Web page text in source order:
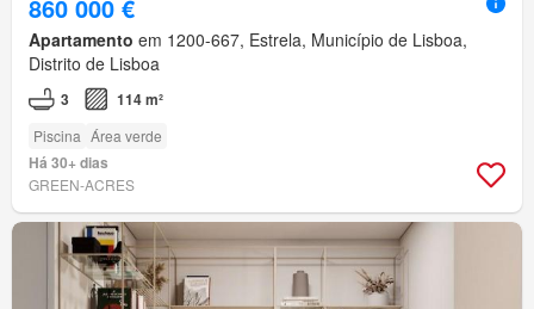
860 000 €
Apartamento em 1200-667, Estrela, Município de Lisboa,
Distrito de Lisboa
3 114 m²
Piscina Área verde
Há 30+ dias
GREEN-ACRES